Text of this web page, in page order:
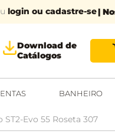
login ou cadastre-se|
Download de
Catálogos
BANHEIRO
Evo 55 Roseta 307